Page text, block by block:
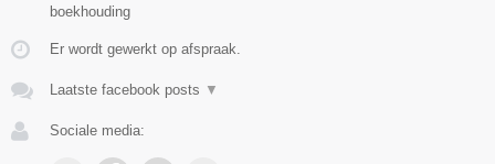
boekhouding
Er wordt gewerkt op afspraak.
Laatste facebook posts ▼
Sociale media: